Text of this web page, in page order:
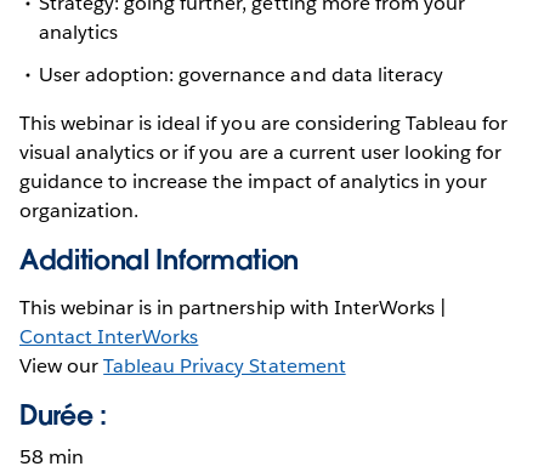
analytics
User adoption: governance and data literacy
This webinar is ideal if you are considering Tableau for
visual analytics or if you are a current user looking for
guidance to increase the impact of analytics in your
organization.
Additional Information
This webinar is in partnership with InterWorks |
Contact InterWorks
View ourTableau Privacy Statement
Durée :
58 min